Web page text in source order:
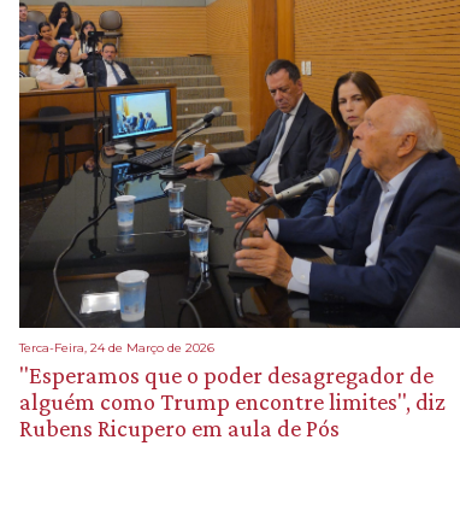
Terca-Feira, 24 de Março de 2026
"Esperamos que o poder desagregador de
alguém como Trump encontre limites", diz
Rubens Ricupero em aula de Pós